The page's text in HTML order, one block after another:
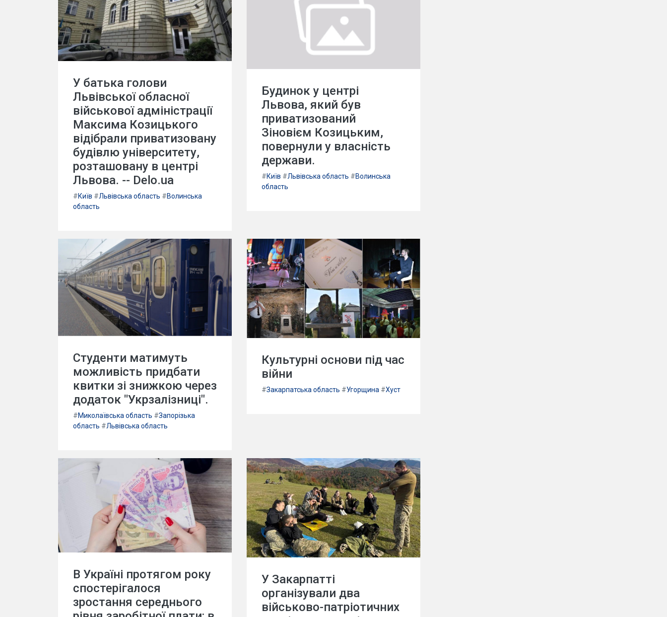
У батька голови
Львівської обласної
військової адміністрації
Максима Козицького
відібрали приватизовану
будівлю університету,
розташовану в центрі
Львова. -- Delo.ua
#Київ #Львівська область #Волинська
область
Будинок у центрі
Львова, який був
приватизований
Зіновієм Козицьким,
повернули у власність
держави.
#Київ #Львівська область #Волинська
область
Студенти матимуть
можливість придбати
квитки зі знижкою через
додаток "Укрзалізниці".
#Миколаївська область #Запорізька
область #Львівська область
Культурні основи під час
війни
#Закарпатська область #Угорщина #Хуст
В Україні протягом року
спостерігалося
зростання середнього
У Закарпатті
організували два
військово-патріотичних